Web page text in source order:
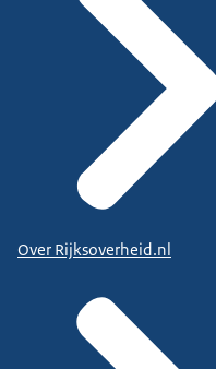
Over Rijksoverheid.nl